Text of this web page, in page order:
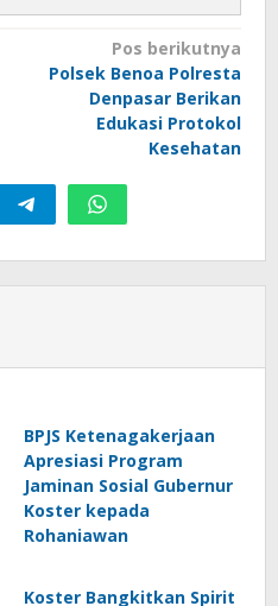
Pos berikutnya
Polsek Benoa Polresta
Denpasar Berikan
Edukasi Protokol
Kesehatan
BPJS Ketenagakerjaan
Apresiasi Program
Jaminan Sosial Gubernur
Koster kepada
Rohaniawan
Koster Bangkitkan Spirit